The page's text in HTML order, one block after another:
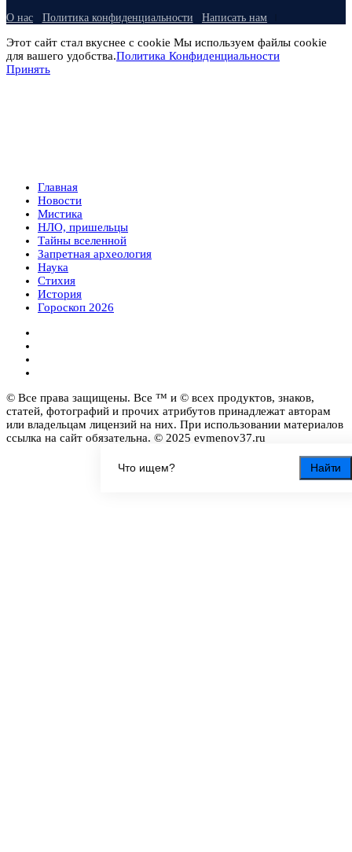
Найти
О нас Политика конфиденциальности Написать нам
Этот сайт стал вкуснее с cookie Мы используем файлы cookie
для вашего удобства.Политика Конфиденциальности
Принять
Главная
Новости
Мистика
НЛО, пришельцы
Тайны вселенной
Запретная археология
Наука
Стихия
История
Гороскоп 2026
© Все права защищены. Все ™ и © всех продуктов, знаков,
статей, фотографий и прочих атрибутов принадлежат авторам
или владельцам лицензий на них. При использовании материалов
ссылка на сайт обязательна. © 2025 evmenov37.ru